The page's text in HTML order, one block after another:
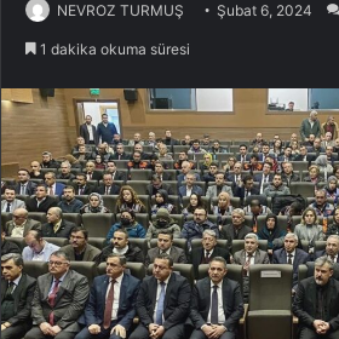
NEVROZ TURMUŞ Şubat 6, 2024
1 dakika okuma süresi